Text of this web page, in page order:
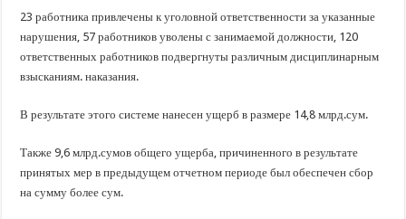
23 работника привлечены к уголовной ответственности за указанные
нарушения, 57 работников уволены с занимаемой должности, 120
ответственных работников подвергнуты различным дисциплинарным
взысканиям. наказания.
В результате этого системе нанесен ущерб в размере 14,8 млрд.сум.
Также 9,6 млрд.сумов общего ущерба, причиненного в результате
принятых мер в предыдущем отчетном периоде был обеспечен сбор
на сумму более сум.